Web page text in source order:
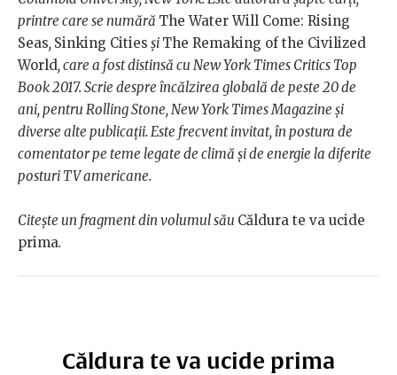
printre care se numără The Water Will Come: Rising
Seas, Sinking Cities și The Remaking of the Civilized
World, care a fost distinsă cu New York Times Critics Top
Book 2017. Scrie despre încălzirea globală de peste 20 de
ani, pentru Rolling Stone, New York Times Magazine și
diverse alte publicații. Este frecvent invitat, în postura de
comentator pe teme legate de climă și de energie la diferite
posturi TV americane.
Citește un fragment din volumul său Căldura te va ucide
prima.
Căldura te va ucide prima